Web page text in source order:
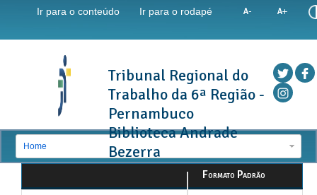
Ir para o conteúdo Ir para o rodapé
Tribunal Regional do
Trabalho da 6ª Região -
Pernambuco
Biblioteca Andrade
Bezerra
Home
Formato Padrão